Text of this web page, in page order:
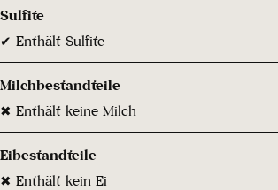
Sulfite
✔ Enthält Sulfite
Milchbestandteile
✖ Enthält keine Milch
Eibestandteile
✖ Enthält kein Ei